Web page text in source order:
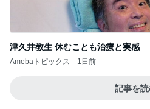
津久井教生 休むことも治療と実感
Amebaトピックス 1日前
記事を